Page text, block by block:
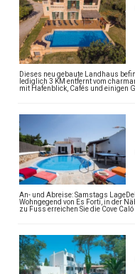
Dieses neu gebaute Landhaus
lediglich 3 KM entfernt vom
mit Hafenblick, Cafés und einigen
An- und Abreise: Samstags
Wohngegend von Es Forti, in der
zu Fuss erreichen Sie die Cove